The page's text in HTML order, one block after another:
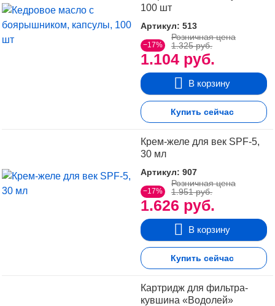
100 шт
Артикул: 513
−17%
1.104 руб.
Розничная цена
1.325 руб.
В корзину
Купить сейчас
Крем-желе для век SPF-5,
30 мл
Артикул: 907
−17%
1.626 руб.
Розничная цена
1.951 руб.
В корзину
Купить сейчас
Картридж для фильтра-
кувшина «Водолей»